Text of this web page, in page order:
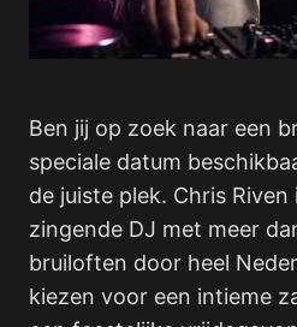
Ben jij op zoek naar een
speciale datum
de juiste plek. Chris Riven
zingende DJ met meer
bruiloften door heel
kiezen voor een intieme